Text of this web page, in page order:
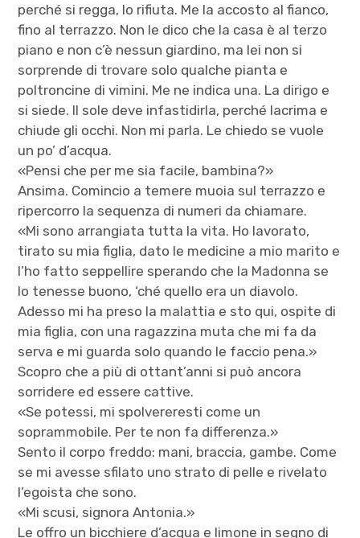
perché si regga, lo rifiuta. Me la accosto al fianco,
fino al terrazzo. Non le dico che la casa è al terzo
piano e non c’è nessun giardino, ma lei non si
sorprende di trovare solo qualche pianta e
poltroncine di vimini. Me ne indica una. La dirigo e
si siede. Il sole deve infastidirla, perché lacrima e
chiude gli occhi. Non mi parla. Le chiedo se vuole
un po’ d’acqua.
«Pensi che per me sia facile, bambina?»
Ansima. Comincio a temere muoia sul terrazzo e
ripercorro la sequenza di numeri da chiamare.
«Mi sono arrangiata tutta la vita. Ho lavorato,
tirato su mia figlia, dato le medicine a mio marito e
l’ho fatto seppellire sperando che la Madonna se
lo tenesse buono, ‘ché quello era un diavolo.
Adesso mi ha preso la malattia e sto qui, ospite di
mia figlia, con una ragazzina muta che mi fa da
serva e mi guarda solo quando le faccio pena.»
Scopro che a più di ottant’anni si può ancora
sorridere ed essere cattive.
«Se potessi, mi spolvereresti come un
soprammobile. Per te non fa differenza.»
Sento il corpo freddo: mani, braccia, gambe. Come
se mi avesse sfilato uno strato di pelle e rivelato
l’egoista che sono.
«Mi scusi, signora Antonia.»
Le offro un bicchiere d’acqua e limone in segno di